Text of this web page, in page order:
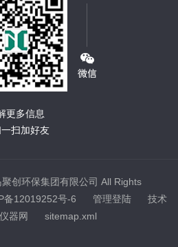
更多信息
扫加好友
创环保集团有限公司 All Rights
备12019252号-6 管理登陆技术
器网 sitemap.xml